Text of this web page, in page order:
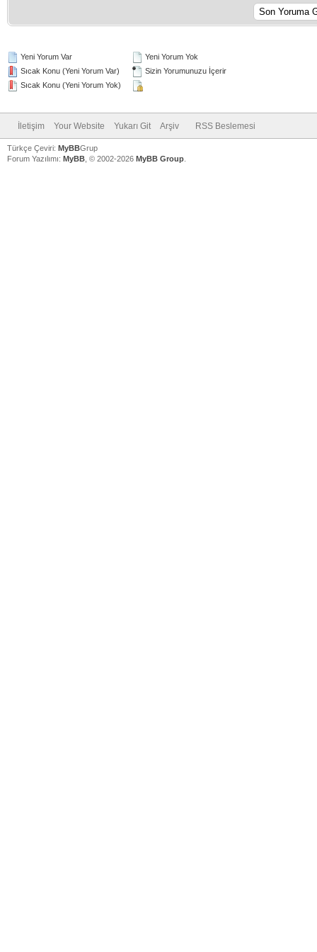
Yeni Yorum Var
Sıcak Konu (Yeni Yorum Var)
Sıcak Konu (Yeni Yorum Yok)
Yeni Yorum Yok
Sizin Yorumunuzu İçerir
İletişim Your Website Yukarı Git Arşiv RSS Beslemesi
Türkçe Çeviri: MyBBGrup
Forum Yazılımı: MyBB , © 2002-2026 MyBB Group